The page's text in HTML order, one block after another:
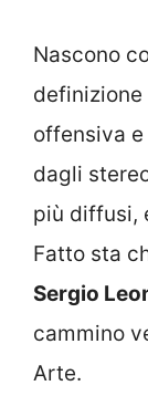
Nascono
definizione
offensiva
dagli
più diffusi,
Fatto sta
Sergio
cammino
Arte.